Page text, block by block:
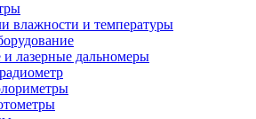
влажности и температуры
лазерные дальномеры